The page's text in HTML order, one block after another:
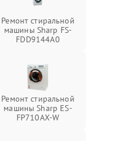
Ремонт стиральной
машины Sharp FS-
FDD9144A0
Ремонт стиральной
машины Sharp ES-
FP710AX-W